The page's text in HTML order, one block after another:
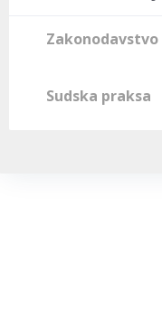
Zakonodavstvo
Sudska praksa